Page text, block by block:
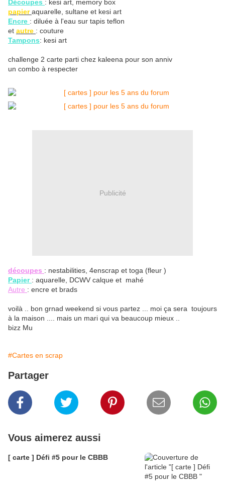
Découpes : kesi art, memory box
papieraquarelle, sultane et kesi art
Encre : diluée à l'eau sur tapis teflon
et autre : couture
Tampons: kesi art
challenge 2 carte parti chez kaleena pour son anniv
un combo à respecter
Publicité
découpes : nestabilities, 4enscrap et toga (fleur )
Papier : aquarelle, DCWV calque et mahé
Autre : encre et brads
voilà .. bon grnad weekend si vous partez ... moi ça sera toujours
à la maison .... mais un mari qui va beaucoup mieux ..
bizz Mu
#Cartes en scrap
Partager
Vous aimerez aussi
[ carte ] Défi #5 pour le CBBB